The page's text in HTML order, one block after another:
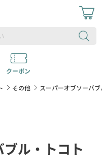
クーポン
その他 スーパーオブソーバ
ル・トコト